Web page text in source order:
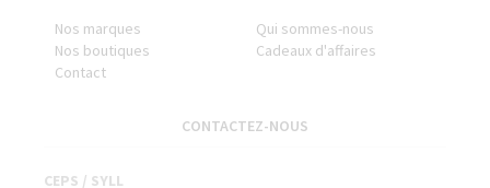
Nos marques
Qui sommes-nous
Nos boutiques
Cadeaux d'affaires
Contact
CONTACTEZ-NOUS
CEPS / SYLL